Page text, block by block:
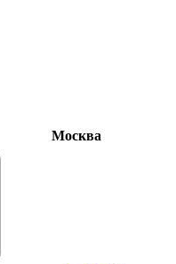
Москва